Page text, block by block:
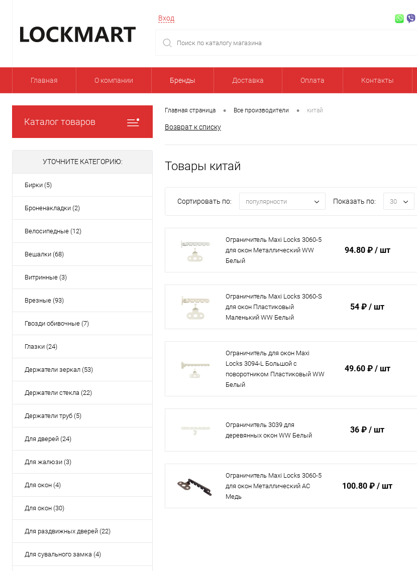
Вход
Главная О компании Бренды Доставка Оплата Контакты
Каталог товаров
УТОЧНИТЕ КАТЕГОРИЮ:
Бирки (5)
Броненакладки (2)
Велосипедные (12)
Вешалки (68)
Витринные (3)
Врезные (93)
Гвозди обивочные (7)
Глазки (24)
Держатели зеркал (53)
Держатели стекла (22)
Держатели труб (5)
Для дверей (24)
Для жалюзи (3)
Для окон (4)
Для окон (30)
Для раздвижных дверей (22)
Для сувального замка (4)
Главная страница • Все производители • китай
Возврат к списку
Товары китай
Сортировать по: популярности Показать по: 30
Ограничитель Maxi Locks 3060-5
для окон Металлический WW
Белый
94.80 ₽ / шт
Ограничитель Maxi Locks 3060-S
для окон Пластиковый
Маленький WW Белый
54 ₽ / шт
Ограничитель для окон Maxi
Locks 3094-L Большой с
поворотником Пластиковый WW
Белый
49.60 ₽ / шт
Ограничитель 3039 для
деревянных окон WW Белый
36 ₽ / шт
Ограничитель Maxi Locks 3060-5
для окон Металлический AC
Медь
100.80 ₽ / шт